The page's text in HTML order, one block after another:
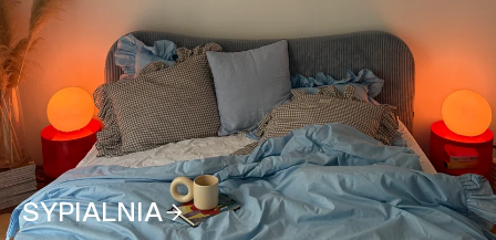
SYPIALNIA